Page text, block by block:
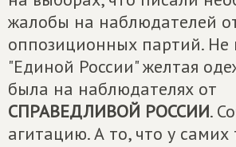
жалобы на наблюдателей
оппозиционных партий. Не
"Единой России" желтая
была на наблюдателях от
СПРАВЕДЛИВОЙ РОССИИ.
агитацию. А то, что у самих